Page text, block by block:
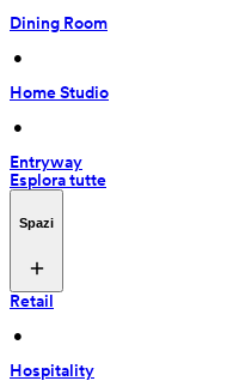
Dining Room
•
Home Studio
•
Entryway
Esplora tutte
Spazi
Retail
•
Hospitality